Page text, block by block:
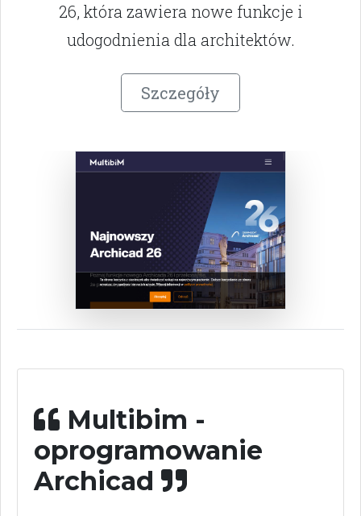
26, która zawiera nowe funkcje i
udogodnienia dla architektów.
Szczegóły
Multibim -
oprogramowanie
Archicad